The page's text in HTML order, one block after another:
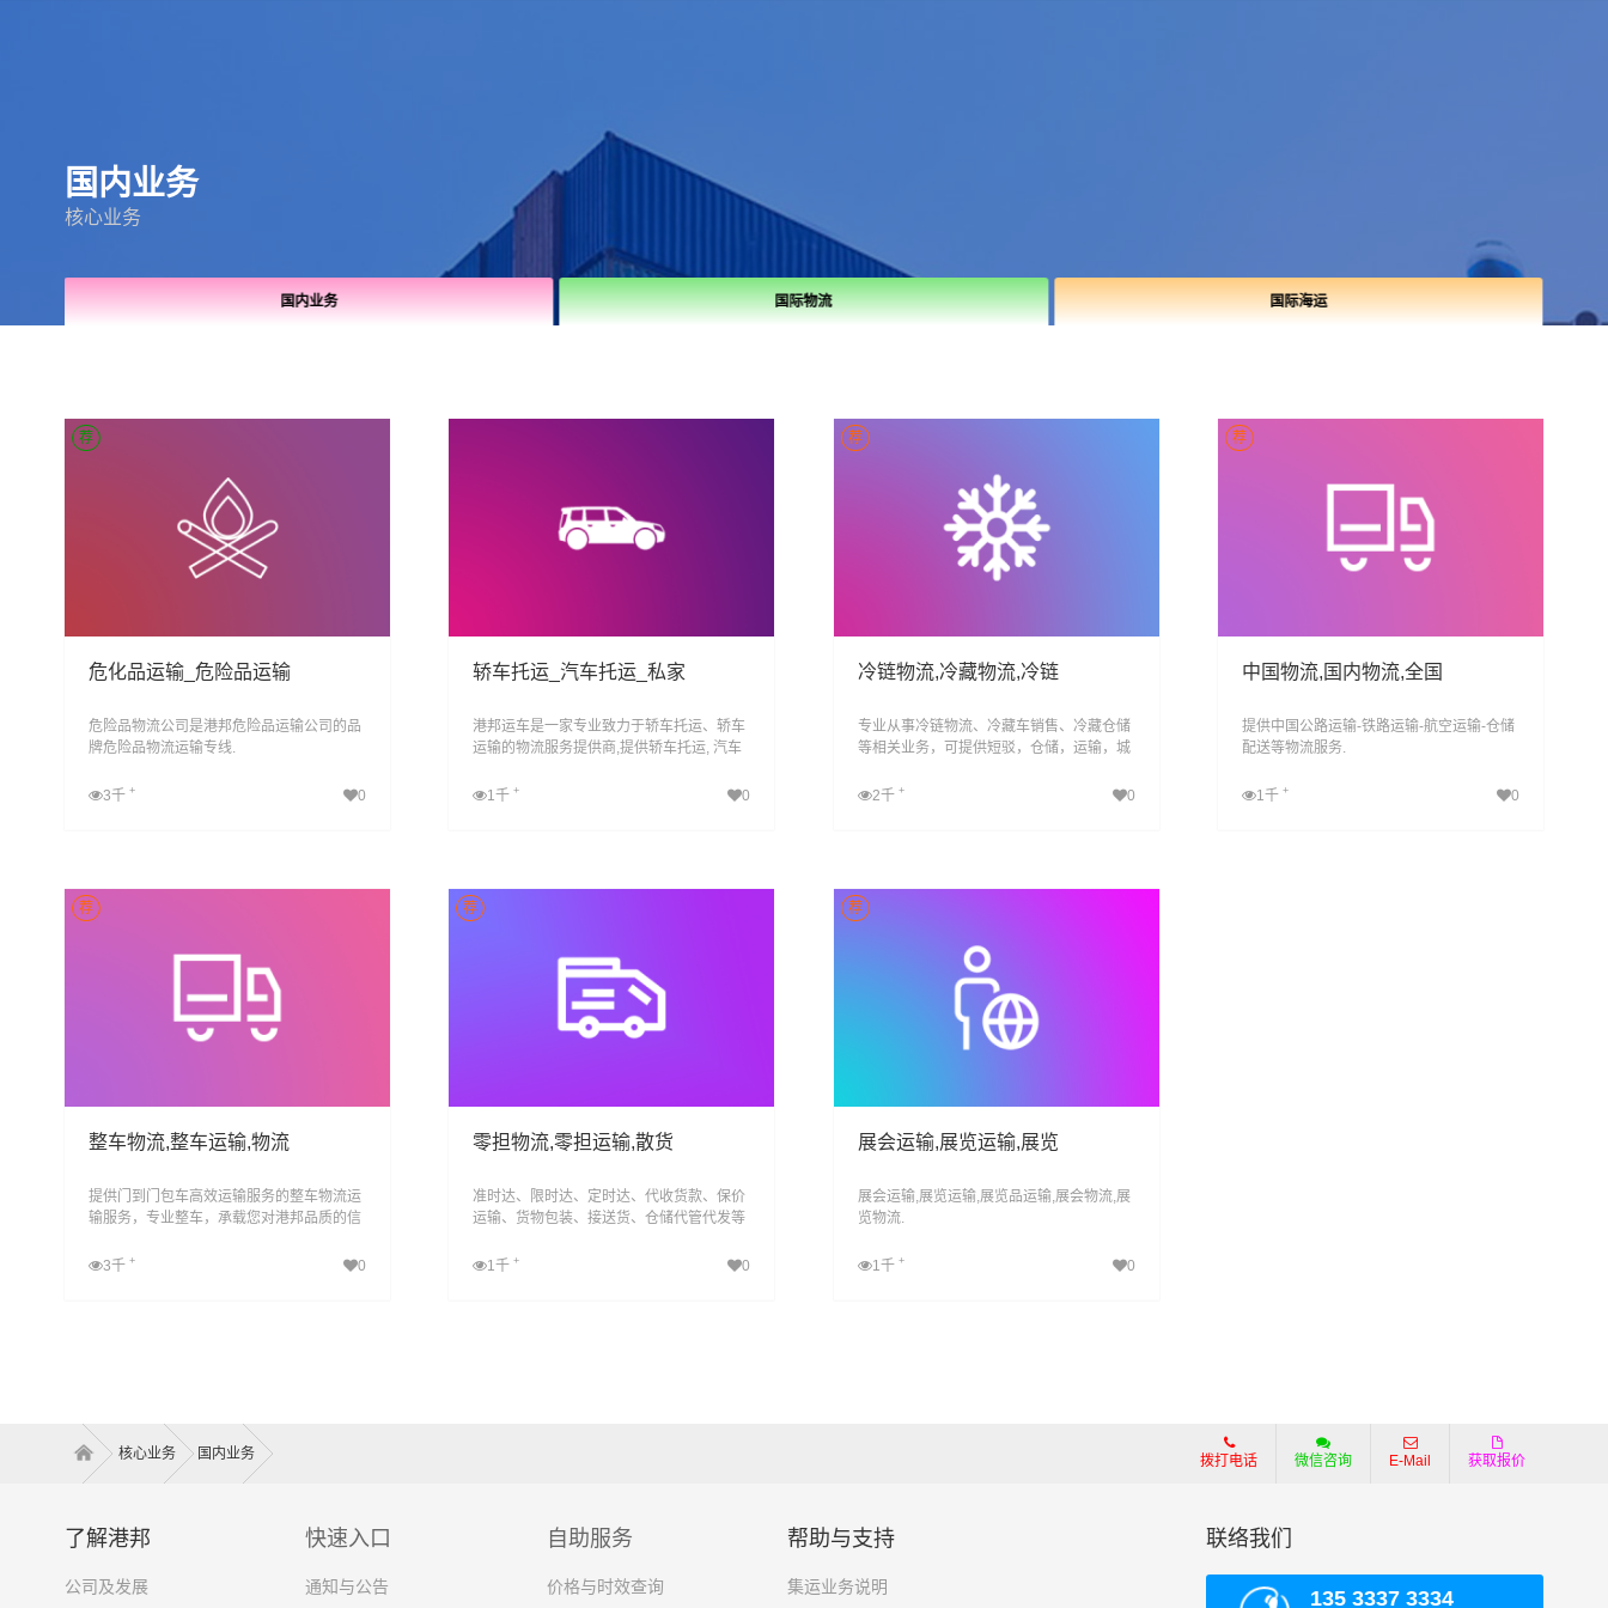
国内业务
核心业务
国内业务 国际物流 国际海运
危化品运输_危险品运输
危险品物流公司是港邦危险品运输公司的品
牌危险品物流运输专线.
3千 + 0
荐
轿车托运_汽车托运_私家
港邦运车是一家专业致力于轿车托运、轿车
运输的物流服务提供商,提供轿车托运, 汽车
致力于打造高品质整车物流服务, 让运车更
1千+ 0
冷链物流,冷藏物流,冷链
专业从事冷链物流、冷藏车销售、冷藏仓储
等相关业务，可提供短驳，仓储，运输，城
能化、具有供应链管理能力的综合性物流公
2千 + 0
荐
中国物流,国内物流,全国
提供中国公路运输-铁路运输-航空运输-仓储
配送等物流服务.
1千+ 0
荐
整车物流,整车运输,物流
提供门到门包车高效运输服务的整车物流运
输服务，专业整车，承载您对港邦品质的信
3千 + 0
荐
零担物流,零担运输,散货
准时达、限时达、定时达、代收货款、保价
运输、货物包装、接送货、仓储代管代发等
1千+ 0
荐
展会运输,展览运输,展览
展会运输,展览运输,展览品运输,展会物流,展
览物流.
1千 + 0
荐
核心业务 国内业务 拨打电话 微信咨询 E-Mail 获取报价
了解港邦
公司及发展
快速入口
通知与公告
自助服务
价格与时效查询
帮助与支持
集运业务说明
联络我们
135 3337 3334